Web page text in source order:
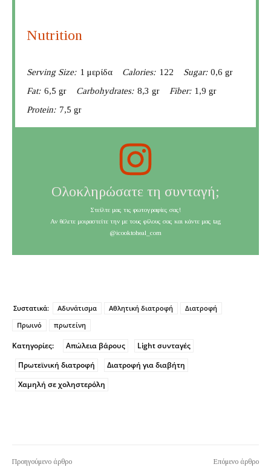
Nutrition
Serving Size: 1 μερίδα Calories: 122 Sugar: 0,6 gr
Fat: 6,5 gr Carbohydrates: 8,3 gr Fiber: 1,9 gr
Protein: 7,5 gr
Ολοκληρώσατε τη συνταγή;
Στείλτε μας τις φωτογραφίες σας!
Αν θέλετε μοιραστείτε την με τους φίλους σας και κάντε μας tag
@icooktoheal_com
Συστατικά: Αδυνάτισμα Αθλητική διατροφή
Διατροφή
Πρωινό
πρωτείνη
Κατηγορίες: Απώλεια βάρους
Light συνταγές
Πρωτεϊνική διατροφή
Διατροφή για διαβήτη
Χαμηλή σε χοληστερόλη
Προηγούμενο άρθρο Επόμενο άρθρο